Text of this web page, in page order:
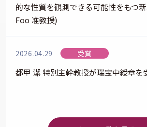
的な性質を観測できる可能性をもつ
Foo 准教授)
2026.04.29 受賞
都甲 潔 特別主幹教授が瑞宝中綬章を